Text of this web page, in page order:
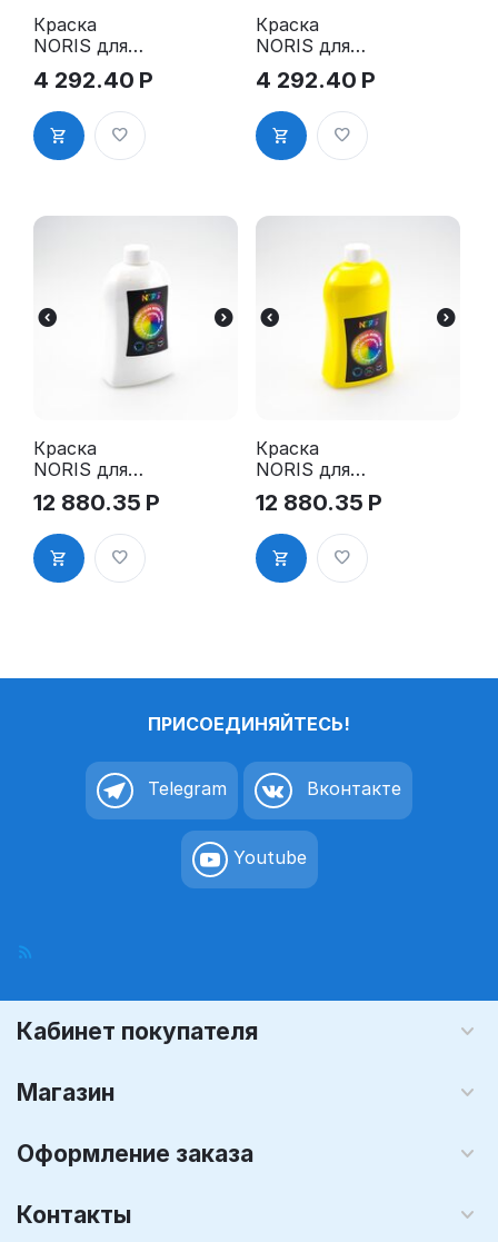
Краска
NORIS для
миксирован
ия, красная
150 мл
4 292.40 Р
Краска
NORIS для
миксирован
ия, синяя
150 мл
4 292.40 Р
Краска
NORIS для
миксирован
ия, белая
500 мл
12 880.35 Р
Краска
NORIS для
миксирован
ия, жёлтая
500 мл
12 880.35 Р
ПРИСОЕДИНЯЙТЕСЬ!
Telegram Вконтакте
Youtube
Кабинет покупателя
Магазин
Оформление заказа
Контакты